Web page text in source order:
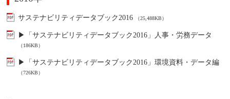
サステナビリティデータブック2016 （25,488KB）
▶「サステナビリティデータブック2016」人事・労務データ
（186KB）
▶「サステナビリティデータブック2016」環境資料・データ編
（726KB）